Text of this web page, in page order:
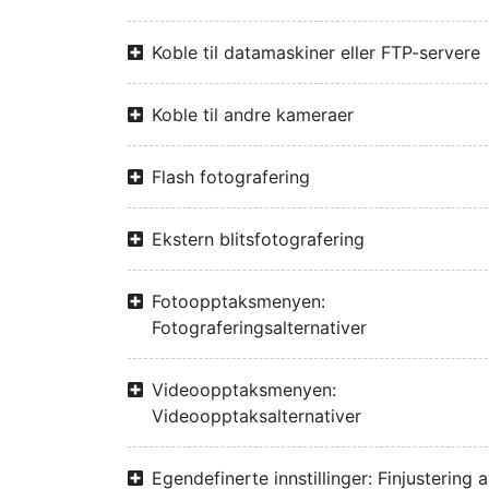
Koble til datamaskiner eller FTP-servere
Koble til andre kameraer
Flash fotografering
Ekstern blitsfotografering
Fotoopptaksmenyen:
Fotograferingsalternativer
Videoopptaksmenyen:
Videoopptaksalternativer
Egendefinerte innstillinger: Finjustering